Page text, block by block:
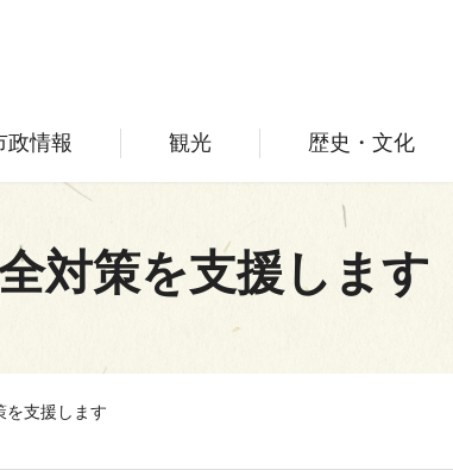
政情報 観光 歴史・文化
対策を支援します
を支援します